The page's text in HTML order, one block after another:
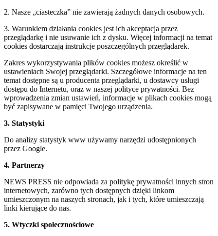
2. Nasze „ciasteczka” nie zawierają żadnych danych osobowych.
3. Warunkiem działania cookies jest ich akceptacja przez
przeglądarkę i nie usuwanie ich z dysku. Więcej informacji na temat
cookies dostarczają instrukcje poszczególnych przeglądarek.
Zakres wykorzystywania plików cookies możesz określić w
ustawieniach Swojej przeglądarki. Szczegółowe informacje na ten
temat dostępne są u producenta przeglądarki, u dostawcy usługi
dostępu do Internetu, oraz w naszej polityce prywatności. Bez
wprowadzenia zmian ustawień, informacje w plikach cookies mogą
być zapisywane w pamięci Twojego urządzenia.
3. Statystyki
Do analizy statystyk www używamy narzędzi udostępnionych
przez Google.
4. Partnerzy
NEWS PRESS nie odpowiada za politykę prywatności innych stron
internetowych, zarówno tych dostępnych dzięki linkom
umieszczonym na naszych stronach, jak i tych, które umieszczają
linki kierujące do nas.
5. Wtyczki społecznościowe